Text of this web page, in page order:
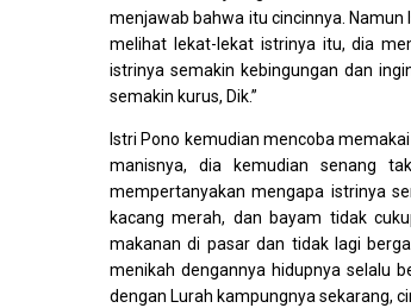
menjawab bahwa itu cincinnya.
melihat lekat-lekat istrinya itu, dia
istrinya semakin kebingungan dan
semakin kurus, Dik.”
Istri Pono kemudian mencoba
manisnya, dia kemudian senang
mempertanyakan mengapa istrinya
kacang merah, dan bayam tidak
makanan di pasar dan tidak lagi
menikah dengannya hidupnya selalu
dengan Lurah kampungnya sekarang,